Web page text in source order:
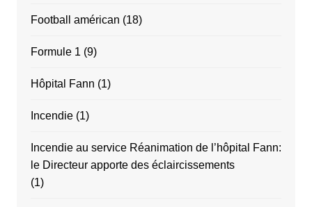
Football américan (18)
Formule 1 (9)
Hôpital Fann (1)
Incendie(1)
Incendie au service Réanimation de l’hôpital Fann:
le Directeur apporte des éclaircissements
(1)